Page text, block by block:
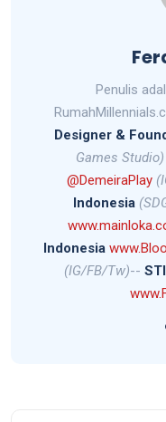
Penulis
Designer &
Games Studio)
@DemeiraPlay
Indonesia
Indonesia
(IG/FB/Tw)--